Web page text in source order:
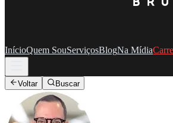
InícioQuem SouServiçosBlogNa Mídia
Voltar Buscar